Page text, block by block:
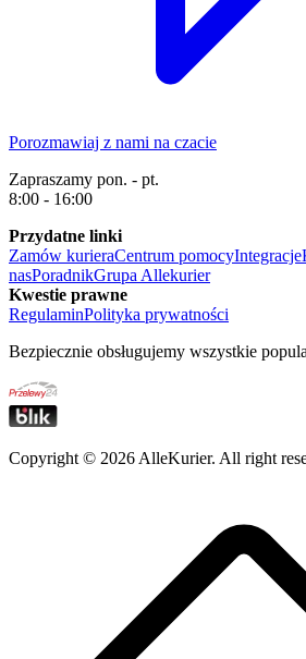
Porozmawiaj z nami na czacie
Zapraszamy pon. - pt.
8:00 - 16:00
Przydatne linki
Zamów kurieraCentrum pomocyIntegracje
nasPoradnikGrupa Allekurier
Kwestie prawne
RegulaminPolityka prywatności
Bezpiecznie obsługujemy wszystkie
Copyright © 2026 AlleKurier. All right